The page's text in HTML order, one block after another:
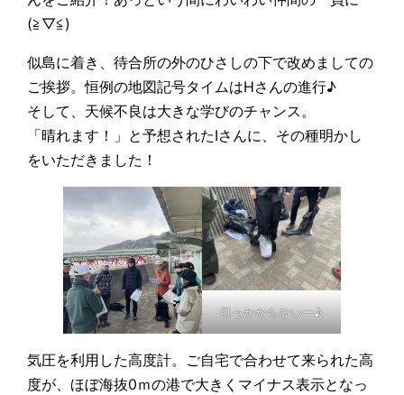
(≧▽≦)
似島に着き、待合所の外のひさしの下で改めましての
ご挨拶。恒例の地図記号タイムはHさんの進行♪
そして、天候不良は大きな学びのチャンス。
「晴れます！」と予想されたIさんに、その種明かし
をいただきました！
引っかからないー♪
気圧を利用した高度計。ご自宅で合わせて来られた高
度が、ほぼ海抜0ｍの港で大きくマイナス表示となっ